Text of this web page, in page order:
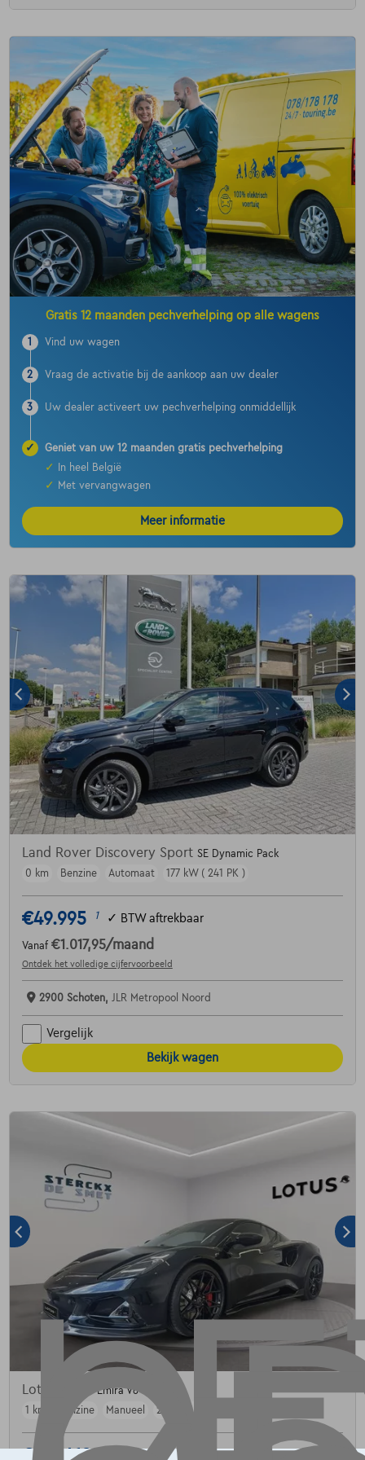
Gratis 12 maanden pechverhelping op alle wagens
1 Vind uw wagen
2 Vraag de activatie bij de aankoop aan uw dealer
3 Uw dealer activeert uw pechverhelping onmiddellijk
✓
Geniet van uw 12 maanden gratis pechverhelping
✓
In heel België
✓
Met vervangwagen
Meer informatie
Land Rover Discovery Sport SE Dynamic Pack
0 km
Benzine Automaat 177 kW ( 241 PK )
€49.995 1 ✓ BTW aftrekbaar
Vanaf €1.017,95/maand
Ontdek het volledige cijfervoorbeeld
2900 Schoten, JLR Metropool Noord
Vergelijk
Bekijk wagen
Lotus EmiraEmira V6 SE
1 km
Benzine Manueel 298 kW ( 405 PK )
€128.410 BTW aftrekbaar